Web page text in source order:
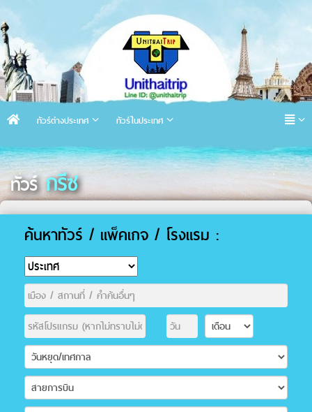
ทัวร์ต่างประเทศ ทัวร์ในประเทศ
ทัวร์ กรีซ
ค้นหาทัวร์ / แพ็คเกจ / โรงแรม :